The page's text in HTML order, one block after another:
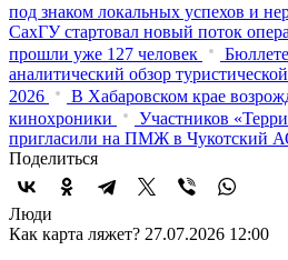
под знаком локальных успехов и
СахГУ стартовал новый поток
прошли уже 127 человек
аналитический обзор
2026
В Хабаровском крае
кинохроники
Участников
пригласили на ПМЖ в Чукотский
Поделиться
Люди
Как карта ляжет? 27.07.2026 12:00